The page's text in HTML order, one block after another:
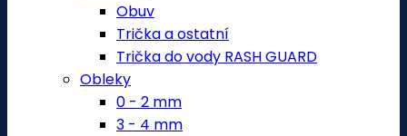
Obuv
Trička a ostatní
Trička do vody RASH GUARD
Obleky
0 - 2 mm
3 - 4 mm